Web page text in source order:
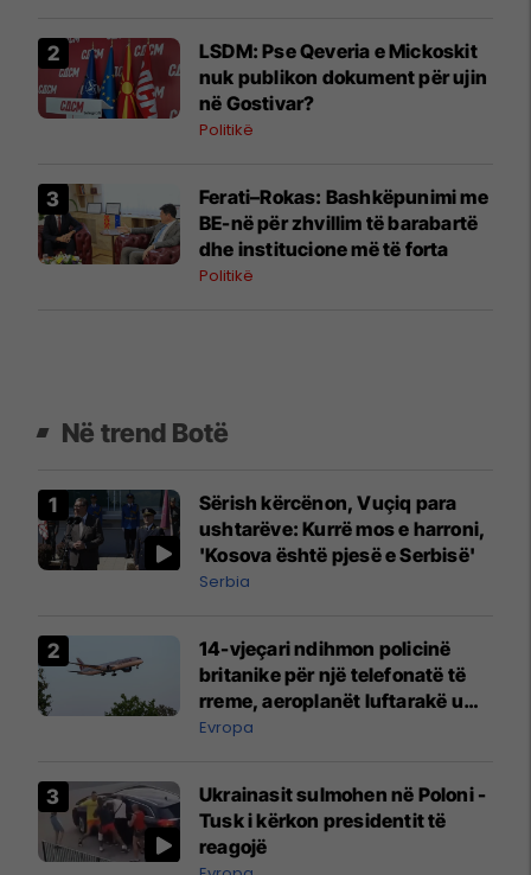
LSDM: Pse Qeveria e Mickoskit
nuk publikon dokument për ujin
në Gostivar?
Politikë
Ferati–Rokas: Bashkëpunimi me
BE-në për zhvillim të barabartë
dhe institucione më të forta
Politikë
Në trend Botë
Sërish kërcënon, Vuçiq para
ushtarëve: Kurrë mos e harroni,
'Kosova është pjesë e Serbisë'
Serbia
14-vjeçari ndihmon policinë
britanike për një telefonatë të
rreme, aeroplanët luftarakë u
ngritën në ajër për të
Mançesterit
Evropa
Ukrainasit sulmohen në Poloni -
Tusk i kërkon presidentit të
reagojë